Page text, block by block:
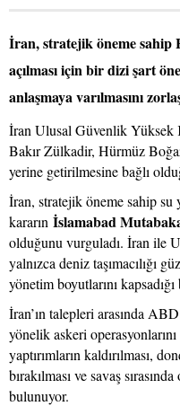
İran, stratejik öneme sahip
açılması için bir dizi şart
anlaşmaya varılmasını
İran Ulusal Güvenlik Yüksek
Bakır Zülkadir, Hürmüz
yerine getirilmesine bağlı
İran, stratejik öneme sahip su
kararın İslamabad
olduğunu vurguladı. İran ile
yalnızca deniz taşımacılığı
yönetim boyutlarını
İran’ın talepleri arasında
yönelik askeri
yaptırımların kaldırılması,
bırakılması ve savaş
bulunuyor.